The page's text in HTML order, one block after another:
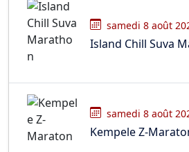
samedi 8 août
Island Chill Suva
samedi 8 août
Kempele Z-